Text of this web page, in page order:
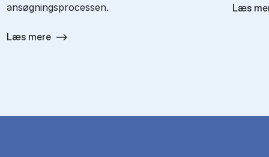
ansøgningsprocessen.
Læs mere
Læs